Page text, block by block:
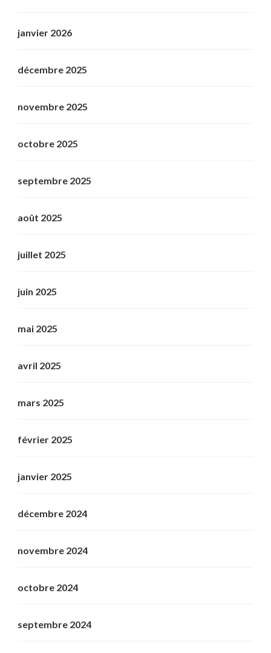
janvier 2026
décembre 2025
novembre 2025
octobre 2025
septembre 2025
août 2025
juillet 2025
juin 2025
mai 2025
avril 2025
mars 2025
février 2025
janvier 2025
décembre 2024
novembre 2024
octobre 2024
septembre 2024